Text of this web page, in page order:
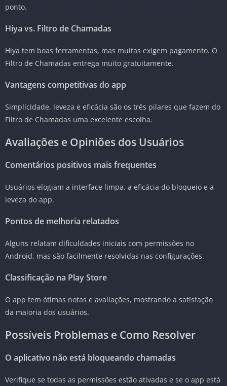
ponto.
Hiya vs. Filtro de Chamadas
Hiya tem boas ferramentas, mas muitas exigem pagamento. O
Filtro de Chamadas entrega muito gratuitamente.
Vantagens competitivas do app
Simplicidade, leveza e eficácia são os três pilares que fazem do
Filtro de Chamadas uma excelente escolha.
Avaliações e Opiniões dos Usuários
Comentários positivos mais frequentes
Usuários elogiam a interface limpa, a eficácia do bloqueio e a
leveza do app.
Pontos de melhoria relatados
Alguns relatam dificuldades iniciais com permissões no
Android, mas são facilmente resolvidas nas configurações.
Classificação na Play Store
O app tem ótimas notas e avaliações, mostrando a satisfação
da maioria dos usuários.
Possíveis Problemas e Como Resolver
O aplicativo não está bloqueando chamadas
Verifique se todas as permissões estão ativadas e se o app está